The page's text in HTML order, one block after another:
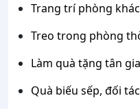
Trang trí phòng
Treo trong phòng
Làm quà tặng tân
Quà biếu sếp, đối